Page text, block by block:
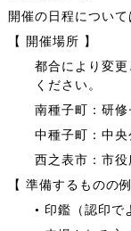
開催の日程につい
【 開催場所 】
都合により変
ください。
南種子町：研
中種子町：中
西之表市：市
【 準備するものの例
• 印鑑（認印で